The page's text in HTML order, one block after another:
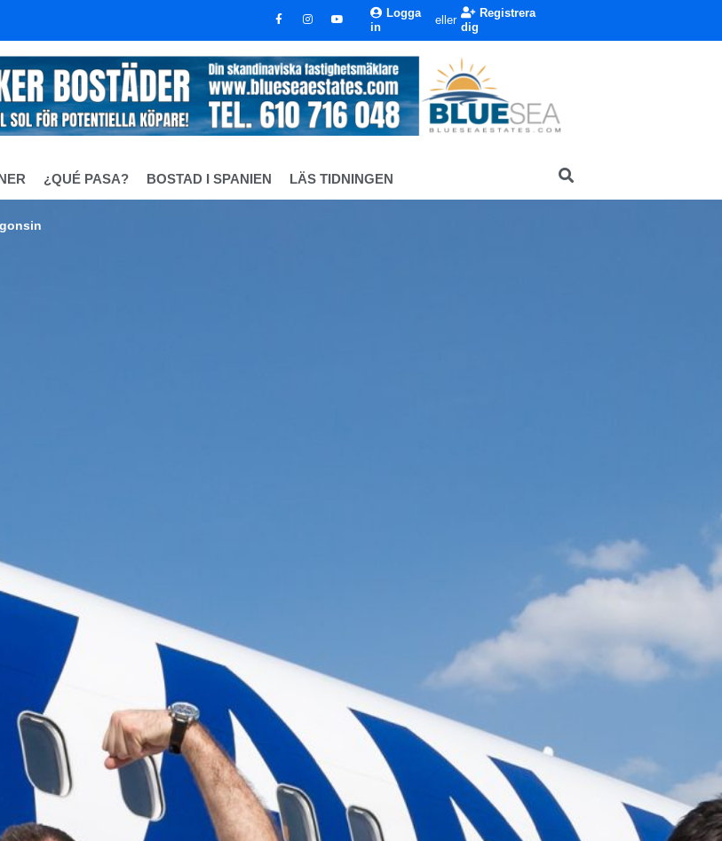
Logga
in
eller
Registrera
dig
¿QUÉ PASA? BOSTAD I SPANIEN LÄS TIDNINGEN